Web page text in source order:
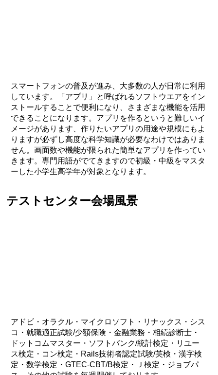
スマートフォンの普及が進み、大多数の人が日常に利用
しています。「アプリ」と呼ばれるソフトウエアをイン
ストールすることで便利になり、さまざまな機能を活用
できることになります。アプリを作るというと難しいイ
メージがあります、作りたいアプリの用途や規模にもよ
りますが必ずし高度な科学知識が必要なわけではありま
せん。画面数や機能が限られた簡単なアプリを作ってい
きます。専門用語がでてきますので初級・中級をマスタ
ーした小学生高学年が対象となります。
テストセンター会場風景
アドビ・オラクル・マイクロソフト・リナックス・シス
コ・就職適正試験/少額保険・金融業務・相続診断士・
ドットコムマスター・ソフトバンク/統計検定・リユー
ス検定・コン検定・Rails技術者認定試験/英検・漢字検
定・数学検定・GTEC-CBT/B検定・Ｊ検定・ジョブパ